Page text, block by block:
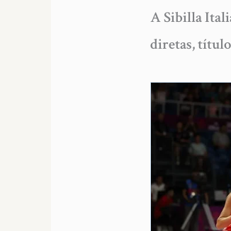
A Sibilla
diretas,